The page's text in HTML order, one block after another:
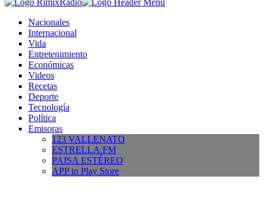
Nacionales
Internacional
Vida
Entretenimiento
Económicas
Videos
Recetas
Deporte
Tecnología
Política
Emisoras
123 VALLENATO
ESTRELLA.FM
PAISA ESTÉREO
APP in Play Store